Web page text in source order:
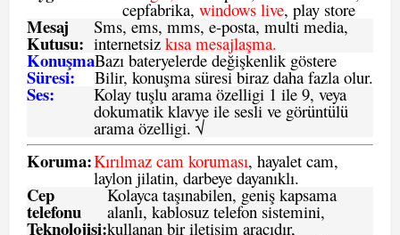
cepfabrika, windows live, play store
Mesaj
Kutusu:
Sms, ems, mms, e-posta, multi media,
internetsiz kısa mesajlaşma.
Konuşma
Süresi:
Bazı bateryelerde değişkenlik göstere
Bilir, konuşma süresi biraz daha fazla olur.
Ses: Kolay tuşlu arama özelligi 1 ile 9, veya
dokumatik klavye ile sesli ve görüntülü
arama özelligi. √
Koruma:Kırılmaz cam koruması, hayalet cam,
laylon jilatin, darbeye dayanıklı.
Cep
telefonu
Teknolojisi:
Kolayca taşınabilen, geniş kapsama
alanlı, kablosuz telefon sistemini,
kullanan bir iletişim aracıdır,